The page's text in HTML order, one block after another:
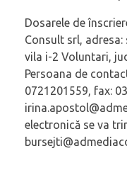
Dosarele de
Consult srl, adresa:
vila i-2 Voluntari,
Persoana de
0721201559, fax:
electronică se va